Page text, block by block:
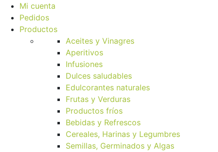
Mi cuenta
Pedidos
Productos
Aceites y Vinagres
Aperitivos
Infusiones
Dulces saludables
Edulcorantes naturales
Frutas y Verduras
Productos fríos
Bebidas y Refrescos
Cereales, Harinas y Legumbres
Semillas, Germinados y Algas